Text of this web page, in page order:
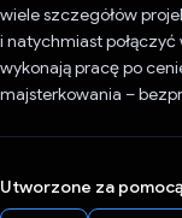
wiele szczegółów
i natychmiast
wykonają pracę po
majsterkowania –
Utworzone za pomocą